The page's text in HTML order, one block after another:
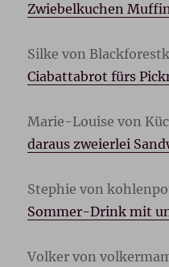
Zwiebelkuchen
Silke von
Ciabattabrot fürs
Marie-Louise von
daraus zweierlei
Stephie von
Sommer-Drink mit
Volker von